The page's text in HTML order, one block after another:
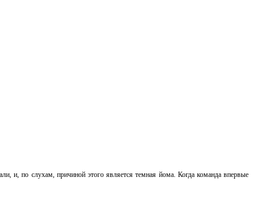
и, по слухам, причиной этого является темная йома. Когда команда впервые